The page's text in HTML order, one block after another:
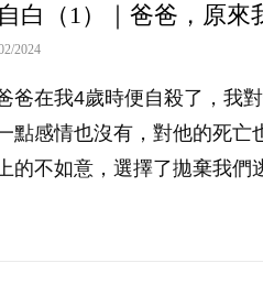
白（1）｜爸爸，原來
2024
爸在我4歲時便自殺了，我
點感情也沒有，對他的死亡
的不如意，選擇了拋棄我們